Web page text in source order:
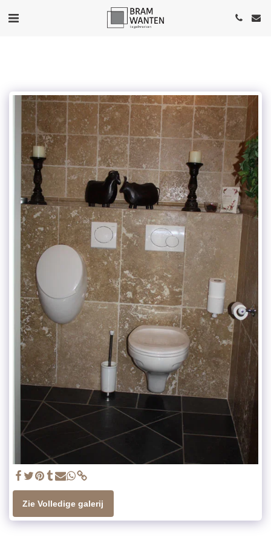
Zie Volledige galerij